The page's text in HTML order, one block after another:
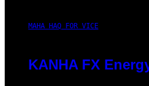
MAHA HAQ FOR VICE
KANHA FX